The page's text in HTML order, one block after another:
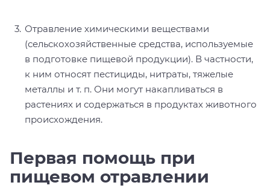
Отравление химическими веществами
(сельскохозяйственные средства, используемые
в подготовке пищевой продукции). В частности,
к ним относят пестициды, нитраты, тяжелые
металлы и т. п. Они могут накапливаться в
растениях и содержаться в продуктах животного
происхождения.
Первая помощь при
пищевом отравлении